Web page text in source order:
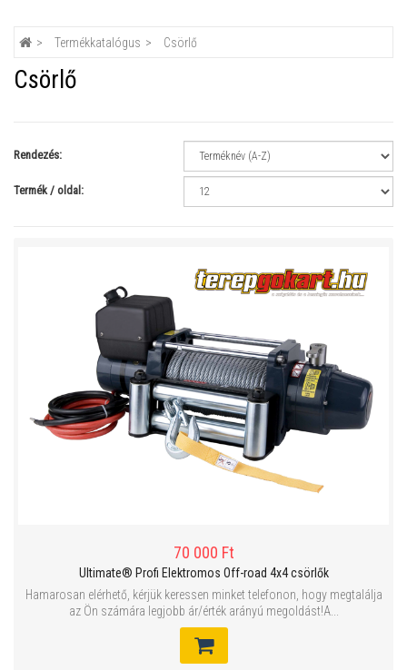
Termékkatalógus Csörlő
Csörlő
Rendezés:
Termék / oldal:
70 000 Ft
Ultimate® Profi Elektromos Off-road 4x4 csörlők
Hamarosan elérhető, kérjük keressen minket telefonon, hogy megtalálja
az Ön számára legjobb ár/érték arányú megoldást!A...